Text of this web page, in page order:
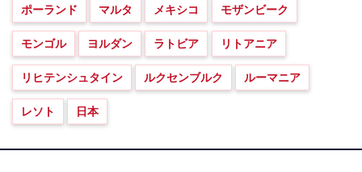
ポーランド マルタ メキシコ モザンビーク
モンゴル ヨルダン ラトビア リトアニア
リヒテンシュタイン ルクセンブルク ルーマニア
レソト 日本